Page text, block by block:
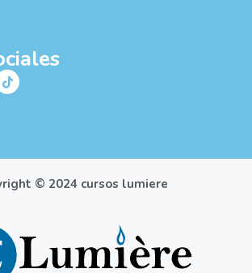
© 2024 cursos lumiere